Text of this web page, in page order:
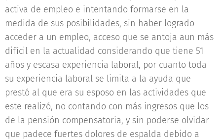
activa de empleo e intentando formarse en la
medida de sus posibilidades, sin haber logrado
acceder a un empleo, acceso que se antoja aun más
difícil en la actualidad considerando que tiene 51
años y escasa experiencia laboral, por cuanto toda
su experiencia laboral se limita a la ayuda que
prestó al que era su esposo en las actividades que
este realizó, no contando con más ingresos que los
de la pensión compensatoria, y sin poderse olvidar
que padece fuertes dolores de espalda debido a